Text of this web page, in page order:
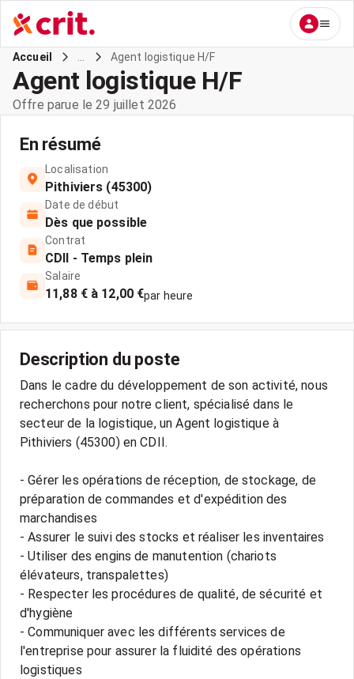
Accueil Agent logistique H/F
Agent logistique H/F
Offre parue le 29 juillet 2026
En résumé
Localisation
Pithiviers (45300)
Date de début
Dès que possible
Contrat
CDII - Temps plein
Salaire
11,88 € à 12,00 €par heure
Description du poste
Dans le cadre du développement de son activité, nous
recherchons pour notre client, spécialisé dans le
secteur de la logistique, un Agent logistique à
Pithiviers (45300) en CDII.
- Gérer les opérations de réception, de stockage, de
préparation de commandes et d'expédition des
marchandises
- Assurer le suivi des stocks et réaliser les inventaires
- Utiliser des engins de manutention (chariots
élévateurs, transpalettes)
- Respecter les procédures de qualité, de sécurité et
d'hygiène
- Communiquer avec les différents services de
l'entreprise pour assurer la fluidité des opérations
logistiques